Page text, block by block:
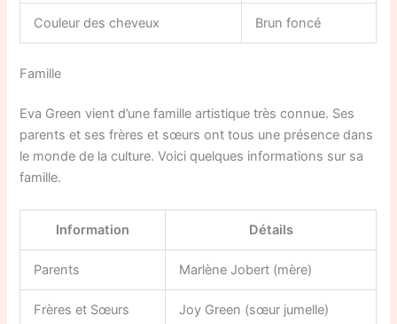
Couleur des cheveux Brun foncé
Famille
Eva Green vient d’une famille artistique très connue. Ses
parents et ses frères et sœurs ont tous une présence dans
le monde de la culture. Voici quelques informations sur sa
famille.
Information Détails
Parents Marlène Jobert (mère)
Frères et Sœurs Joy Green (sœur jumelle)